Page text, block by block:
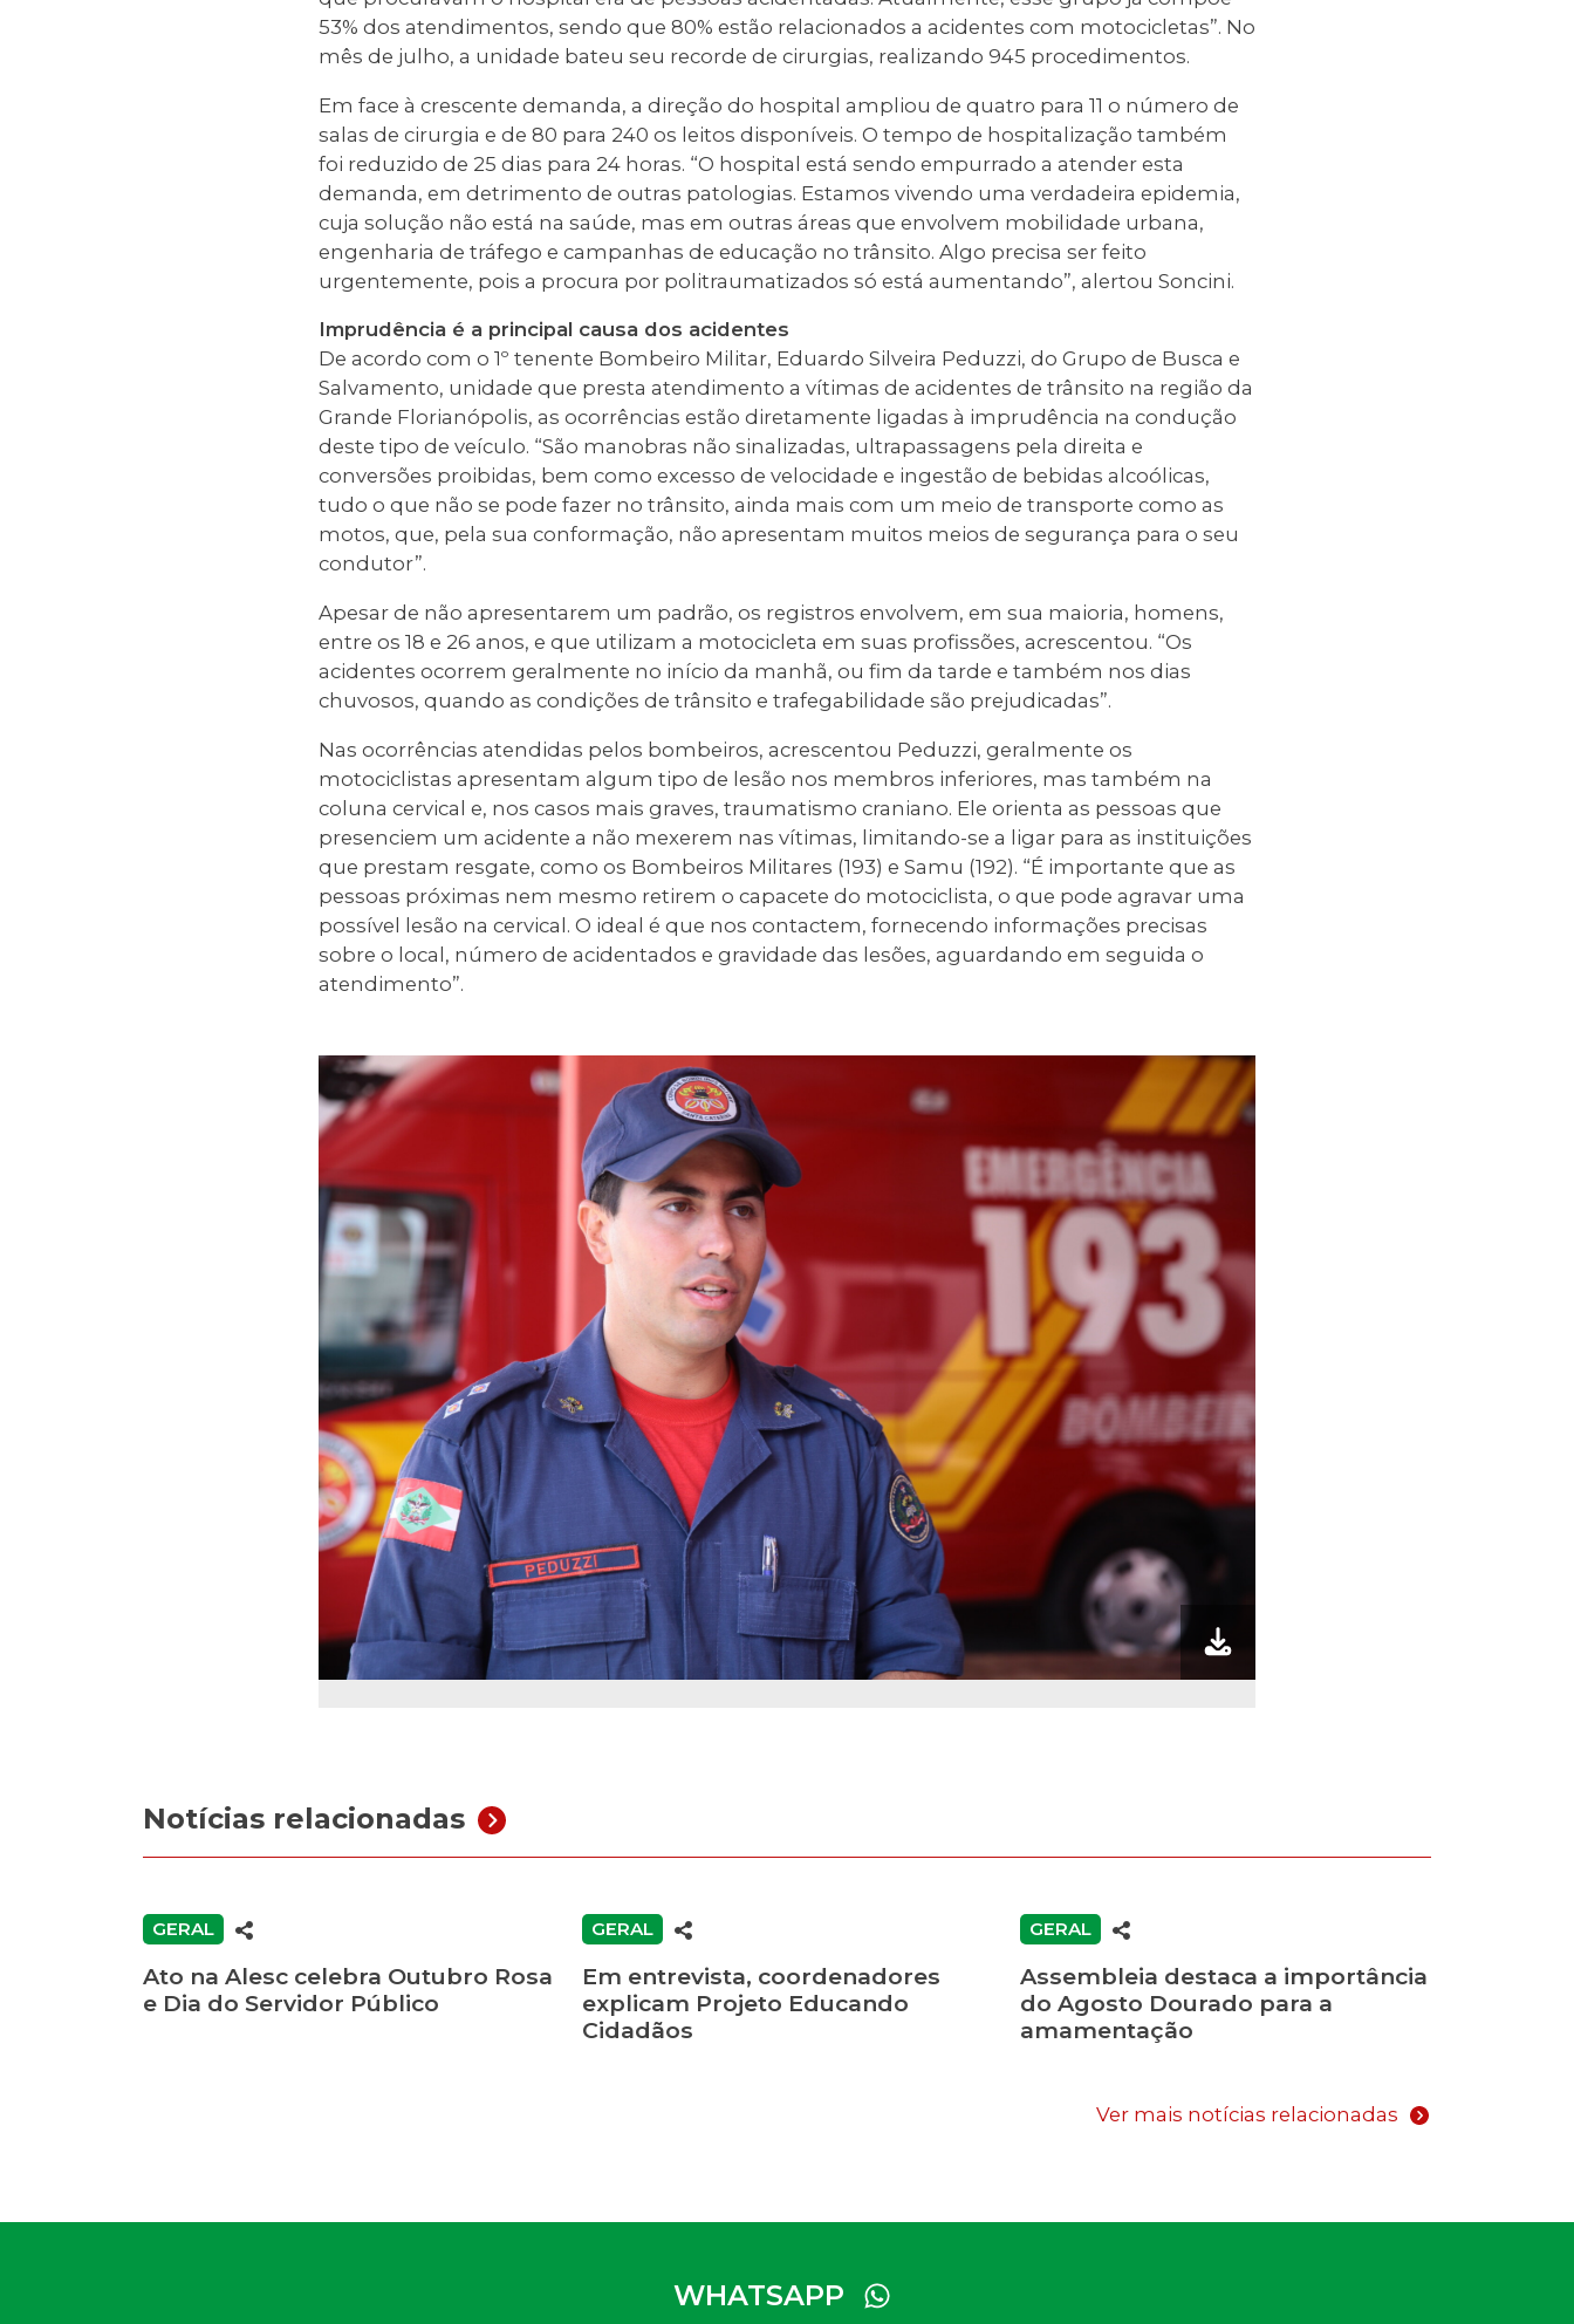
53% dos atendimentos, sendo que 80% estão relacionados a acidentes com motocicletas”. No
mês de julho, a unidade bateu seu recorde de cirurgias, realizando 945 procedimentos.
Em face à crescente demanda, a direção do hospital ampliou de quatro para 11 o número de
salas de cirurgia e de 80 para 240 os leitos disponíveis. O tempo de hospitalização também
foi reduzido de 25 dias para 24 horas. “O hospital está sendo empurrado a atender esta
demanda, em detrimento de outras patologias. Estamos vivendo uma verdadeira epidemia,
cuja solução não está na saúde, mas em outras áreas que envolvem mobilidade urbana,
engenharia de tráfego e campanhas de educação no trânsito. Algo precisa ser feito
urgentemente, pois a procura por politraumatizados só está aumentando”, alertou Soncini.
Imprudência é a principal causa dos acidentes
De acordo com o 1º tenente Bombeiro Militar, Eduardo Silveira Peduzzi, do Grupo de Busca e
Salvamento, unidade que presta atendimento a vítimas de acidentes de trânsito na região da
Grande Florianópolis, as ocorrências estão diretamente ligadas à imprudência na condução
deste tipo de veículo. “São manobras não sinalizadas, ultrapassagens pela direita e
conversões proibidas, bem como excesso de velocidade e ingestão de bebidas alcoólicas,
tudo o que não se pode fazer no trânsito, ainda mais com um meio de transporte como as
motos, que, pela sua conformação, não apresentam muitos meios de segurança para o seu
condutor”.
Apesar de não apresentarem um padrão, os registros envolvem, em sua maioria, homens,
entre os 18 e 26 anos, e que utilizam a motocicleta em suas profissões, acrescentou. “Os
acidentes ocorrem geralmente no início da manhã, ou fim da tarde e também nos dias
chuvosos, quando as condições de trânsito e trafegabilidade são prejudicadas”.
Nas ocorrências atendidas pelos bombeiros, acrescentou Peduzzi, geralmente os
motociclistas apresentam algum tipo de lesão nos membros inferiores, mas também na
coluna cervical e, nos casos mais graves, traumatismo craniano. Ele orienta as pessoas que
presenciem um acidente a não mexerem nas vítimas, limitando-se a ligar para as instituições
que prestam resgate, como os Bombeiros Militares (193) e Samu (192). “É importante que as
pessoas próximas nem mesmo retirem o capacete do motociclista, o que pode agravar uma
possível lesão na cervical. O ideal é que nos contactem, fornecendo informações precisas
sobre o local, número de acidentados e gravidade das lesões, aguardando em seguida o
atendimento”.
Notícias relacionadas
GERAL
Ato na Alesc celebra Outubro Rosa
e Dia do Servidor Público
GERAL
Em entrevista, coordenadores
explicam Projeto Educando
Cidadãos
GERAL
Assembleia destaca a importância
do Agosto Dourado para a
amamentação
Ver mais notícias relacionadas
WHATSAPP